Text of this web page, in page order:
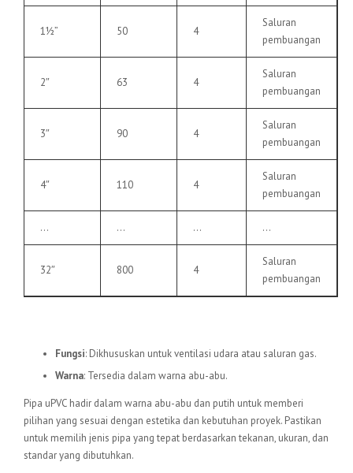
1½” 50 4
Saluran
pembuangan
2″ 63 4
Saluran
pembuangan
3″ 90 4
Saluran
pembuangan
4″ 110 4
Saluran
pembuangan
… … … …
32″ 800 4
Saluran
pembuangan
Fungsi: Dikhususkan untuk ventilasi udara atau saluran gas.
Warna: Tersedia dalam warna abu-abu.
Pipa uPVC hadir dalam warna abu-abu dan putih untuk memberi
pilihan yang sesuai dengan estetika dan kebutuhan proyek. Pastikan
untuk memilih jenis pipa yang tepat berdasarkan tekanan, ukuran, dan
standar yang dibutuhkan.